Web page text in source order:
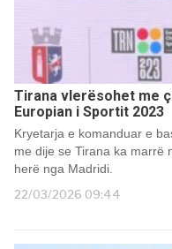
Tirana vlerësohet me
Europian i Sportit 2023
Kryetarja e komanduar e
me dije se Tirana ka marrë
herë nga Madridi.
22/03/2026 09:44